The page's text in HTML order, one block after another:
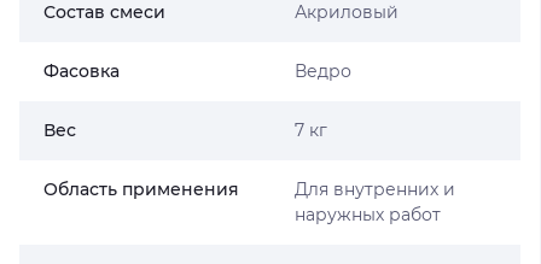
Состав смеси Акриловый
Фасовка Ведро
Вес 7 кг
Область применения
Для внутренних и
наружных работ